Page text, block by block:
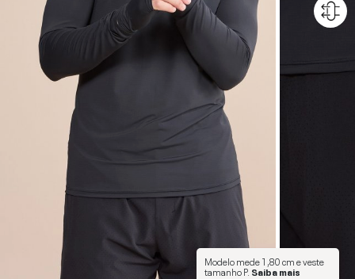
Modelo mede1,80 cme veste
tamanhoP. Saiba mais